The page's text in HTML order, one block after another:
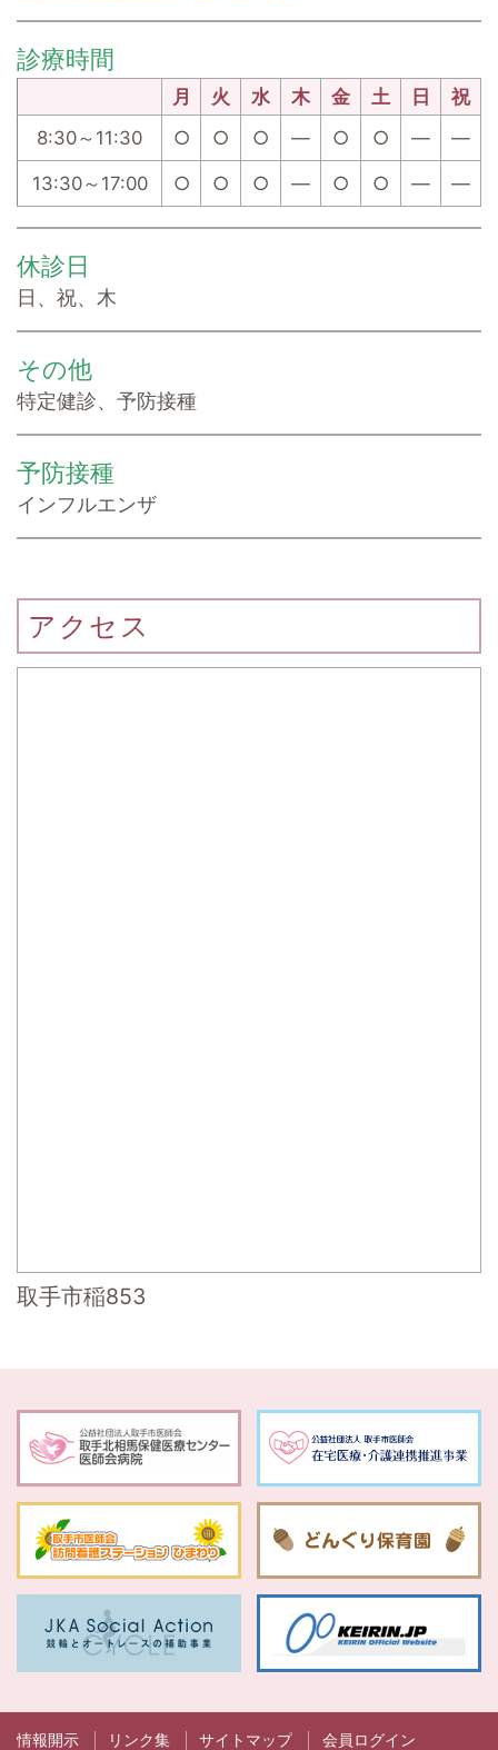
診療時間
月 火 水 木 金 土 日
祝
8:30～11:30
○ ○ ○ ― ○ ○ ― ―
13:30～17:00 ○ ○ ○ ― ○ ○ ― ―
休診日
日、祝、木
その他
特定健診、予防接種
予防接種
インフルエンザ
アクセス
取手市稲853
情報開示 リンク集 サイトマップ 会員ログイン